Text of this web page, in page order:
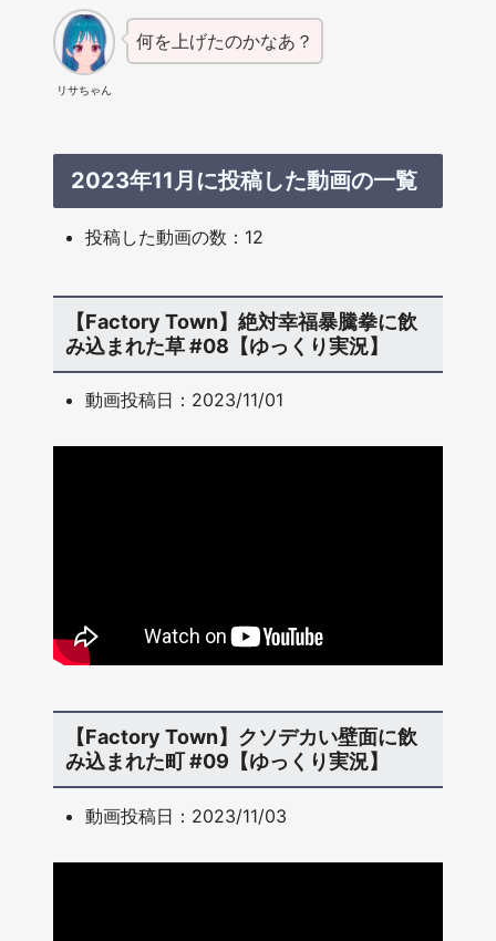
リサちゃん
何を上げたのかなあ？
2023年11月に投稿した動画の一覧
投稿した動画の数：12
【Factory Town】絶対幸福暴騰拳に飲
み込まれた草 #08【ゆっくり実況】
動画投稿日：2023/11/01
【Factory Town】クソデカい壁面に飲
み込まれた町 #09【ゆっくり実況】
動画投稿日：2023/11/03